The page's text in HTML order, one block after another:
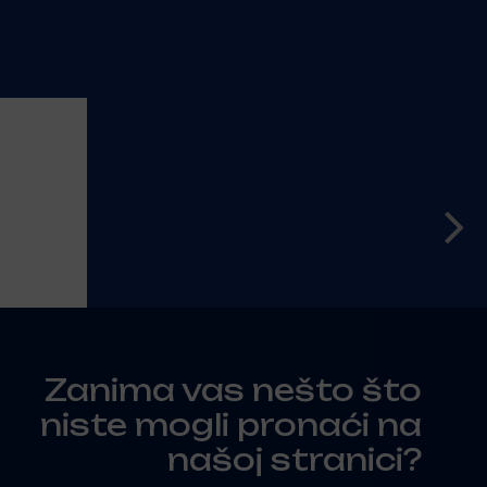
Zanima vas nešto što
niste mogli pronaći na
našoj stranici?